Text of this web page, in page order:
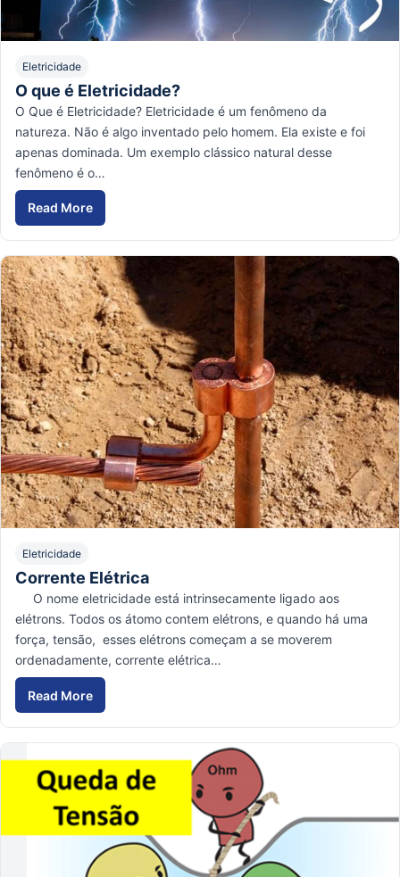
Eletricidade
O que é Eletricidade?
O Que é Eletricidade? Eletricidade é um fenômeno da
natureza. Não é algo inventado pelo homem. Ela existe e foi
apenas dominada. Um exemplo clássico natural desse
fenômeno é o…
Read More
O que é Eletricidade?
Eletricidade
Corrente Elétrica
O nome eletricidade está intrinsecamente ligado aos
elétrons. Todos os átomo contem elétrons, e quando há uma
força, tensão, esses elétrons começam a se moverem
ordenadamente, corrente elétrica…
Read More
Corrente Elétrica